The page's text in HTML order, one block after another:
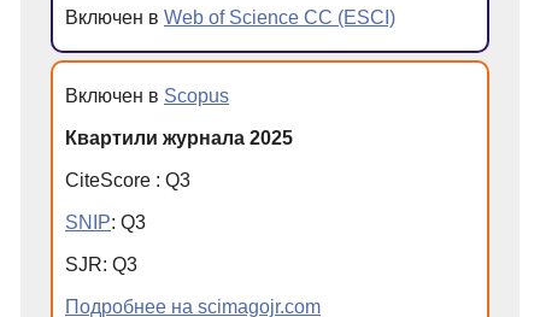
Включен в Web of Science CC (ESCI)
Включен в Scopus
Квартили журнала 2025
CiteScore : Q3
SNIP: Q3
SJR: Q3
Подробнее на scimagojr.com